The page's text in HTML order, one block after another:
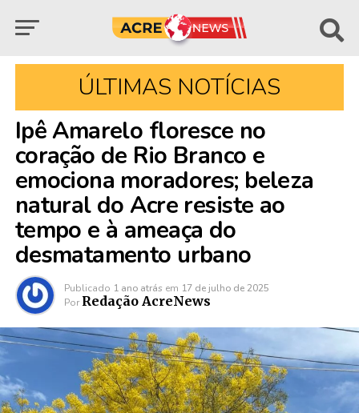
ÚLTIMAS NOTÍCIAS
Ipê Amarelo floresce no
coração de Rio Branco e
emociona moradores; beleza
natural do Acre resiste ao
tempo e à ameaça do
desmatamento urbano
Publicado 1 ano atrás em 17 de julho de 2025
Por Redação AcreNews